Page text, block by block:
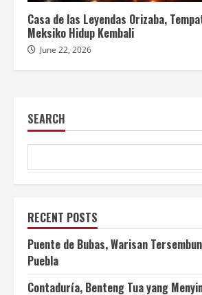
Casa de las Leyendas Orizaba,
Meksiko Hidup Kembali
June 22, 2026
SEARCH
RECENT POSTS
Puente de Bubas, Warisan
Puebla
Contaduría, Benteng Tua yang